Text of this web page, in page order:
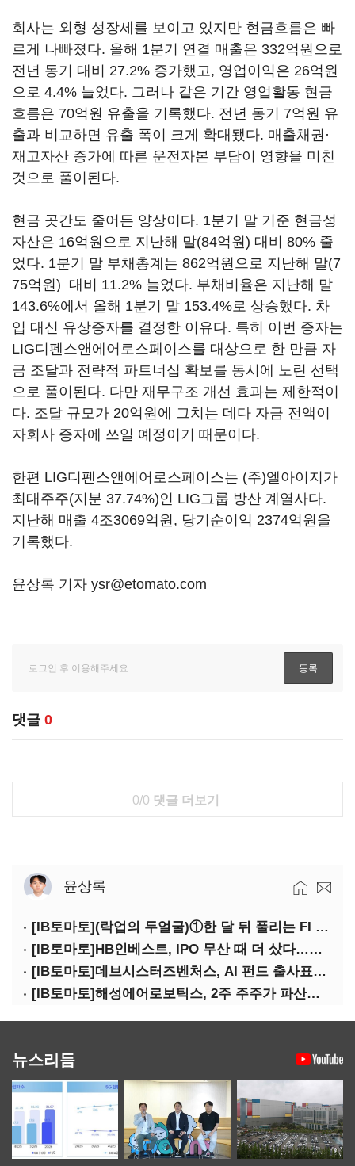
회사는 외형 성장세를 보이고 있지만 현금흐름은 빠
르게 나빠졌다. 올해 1분기 연결 매출은 332억원으로
전년 동기 대비 27.2% 증가했고, 영업이익은 26억원
으로 4.4% 늘었다. 그러나 같은 기간 영업활동 현금
흐름은 70억원 유출을 기록했다. 전년 동기 7억원 유
출과 비교하면 유출 폭이 크게 확대됐다. 매출채권·
재고자산 증가에 따른 운전자본 부담이 영향을 미친
것으로 풀이된다.
현금 곳간도 줄어든 양상이다. 1분기 말 기준 현금성
자산은 16억원으로 지난해 말(84억원) 대비 80% 줄
었다. 1분기 말 부채총계는 862억원으로 지난해 말(7
75억원) 대비 11.2% 늘었다. 부채비율은 지난해 말
143.6%에서 올해 1분기 말 153.4%로 상승했다. 차
입 대신 유상증자를 결정한 이유다. 특히 이번 증자는
LIG디펜스앤에어로스페이스를 대상으로 한 만큼 자
금 조달과 전략적 파트너십 확보를 동시에 노린 선택
으로 풀이된다. 다만 재무구조 개선 효과는 제한적이
다. 조달 규모가 20억원에 그치는 데다 자금 전액이
자회사 증자에 쓰일 예정이기 때문이다.
한편 LIG디펜스앤에어로스페이스는 (주)엘아이지가
최대주주(지분 37.74%)인 LIG그룹 방산 계열사다.
지난해 매출 4조3069억원, 당기순이익 2374억원을
기록했다.
윤상록 기자 ysr@etomato.com
댓글 0
0/0 댓글 더보기
윤상록
[IB토마토](락업의 두얼굴)①한 달 뒤 풀리는 FI 물량…새내기주 오버행 경계
[IB토마토]HB인베스트, IPO 무산 때 더 샀다…마키나락스 투자 2.7배 회수
[IB토마토]데브시스터즈벤처스, AI 펀드 출사표…모회사 경영난 변수
[IB토마토]해성에어로보틱스, 2주 주주가 파산신청…200억 CB 분쟁 확산
뉴스리듬